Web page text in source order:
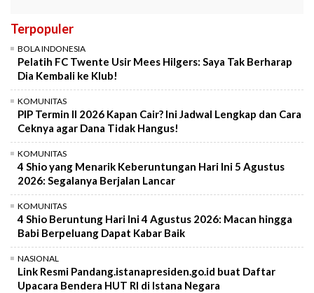
Terpopuler
BOLA INDONESIA
Pelatih FC Twente Usir Mees Hilgers: Saya Tak Berharap
Dia Kembali ke Klub!
KOMUNITAS
PIP Termin II 2026 Kapan Cair? Ini Jadwal Lengkap dan Cara
Ceknya agar Dana Tidak Hangus!
KOMUNITAS
4 Shio yang Menarik Keberuntungan Hari Ini 5 Agustus
2026: Segalanya Berjalan Lancar
KOMUNITAS
4 Shio Beruntung Hari Ini 4 Agustus 2026: Macan hingga
Babi Berpeluang Dapat Kabar Baik
NASIONAL
Link Resmi Pandang.istanapresiden.go.id buat Daftar
Upacara Bendera HUT RI di Istana Negara